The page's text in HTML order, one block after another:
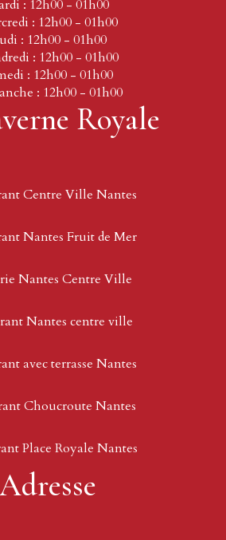
: 12h00 - 01h00
: 12h00 - 01h00
: 12h00 - 01h00
: 12h00 - 01h00
: 12h00 - 01h00
: 12h00 - 01h00
Royale
Centre Ville Nantes
Nantes Fruit de Mer
Nantes Centre Ville
Nantes centre ville
avec terrasse Nantes
Choucroute Nantes
Place Royale Nantes
Adresse